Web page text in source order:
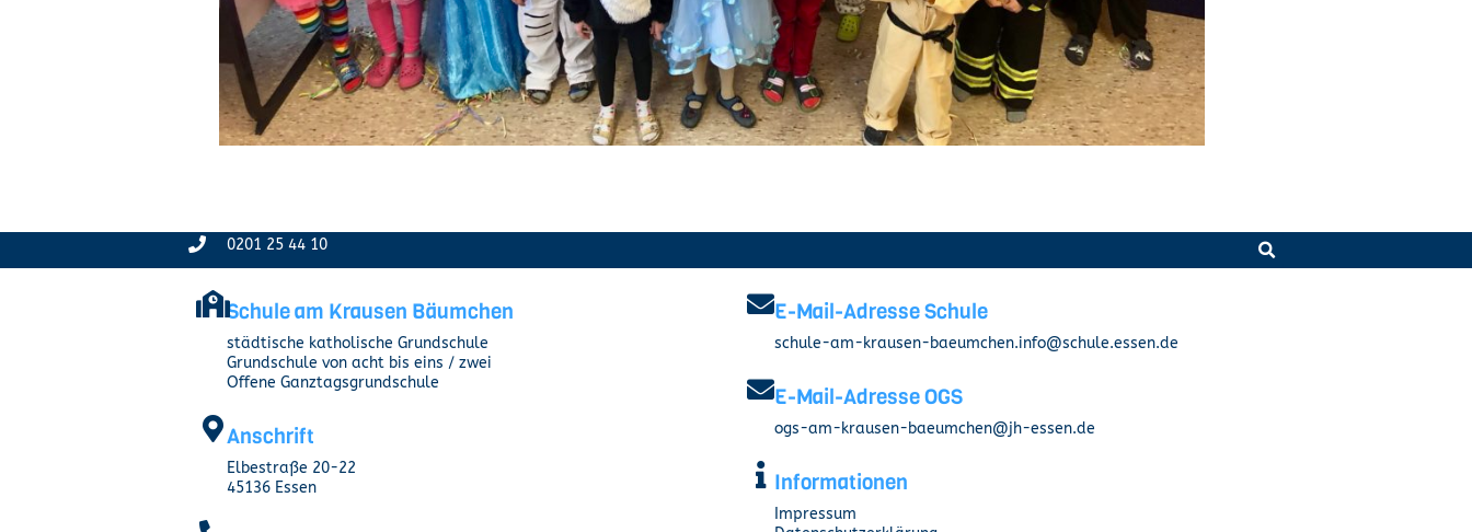
0201 25 44 10
Schule am Krausen Bäumchen
städtische katholische Grundschule
Grundschule von acht bis eins / zwei
Offene Ganztagsgrundschule
Anschrift
Elbestraße 20-22
45136 Essen
E-Mail-Adresse Schule
schule-am-krausen-baeumchen.info@schule.essen.de
E-Mail-Adresse OGS
ogs-am-krausen-baeumchen@jh-essen.de
Informationen
Impressum